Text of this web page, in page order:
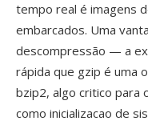
tempo real é imagens
embarcados. Uma
descompressão — a
rápida que gzip é uma
bzip2, algo critico para
como inicializacao de